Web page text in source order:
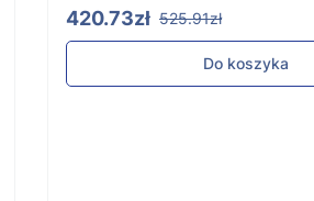
420.73zł 525.91zł
Do koszyka